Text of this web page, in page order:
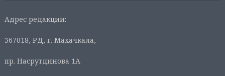
Адрес редакции:
367018, РД, г. Махачкала,
пр. Насрутдинова 1А